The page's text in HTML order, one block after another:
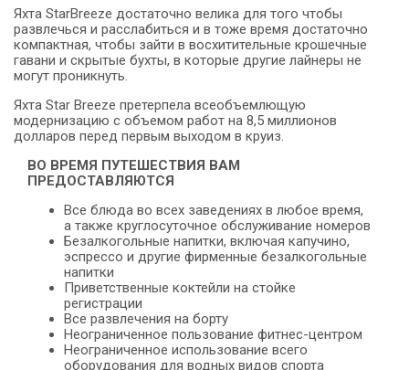
Яхта StarBreeze достаточно велика для того чтобы
развлечься и расслабиться и в тоже время достаточно
компактная, чтобы зайти в восхитительные крошечные
гавани и скрытые бухты, в которые другие лайнеры не
могут проникнуть.
Яхта Star Breeze претерпела всеобъемлющую
модернизацию с объемом работ на 8,5 миллионов
долларов перед первым выходом в круиз.
ВО ВРЕМЯ ПУТЕШЕСТВИЯ ВАМ
ПРЕДОСТАВЛЯЮТСЯ
Все блюда во всех заведениях в любое время,
а также круглосуточное обслуживание номеров
Безалкогольные напитки, включая капучино,
эспрессо и другие фирменные безалкогольные
напитки
Приветственные коктейли на стойке
регистрации
Все развлечения на борту
Неограниченное пользование фитнес-центром
Неограниченное использование всего
оборудования для водных видов спорта